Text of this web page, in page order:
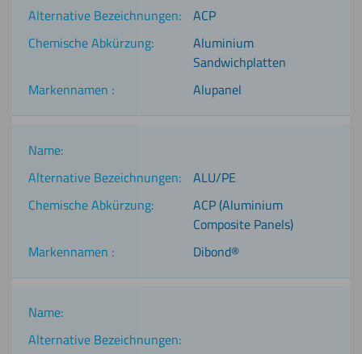
ACP
Aluminium
Sandwichplatten
Alupanel
ALU/PE
ACP (Aluminium
Composite Panels)
Dibond®